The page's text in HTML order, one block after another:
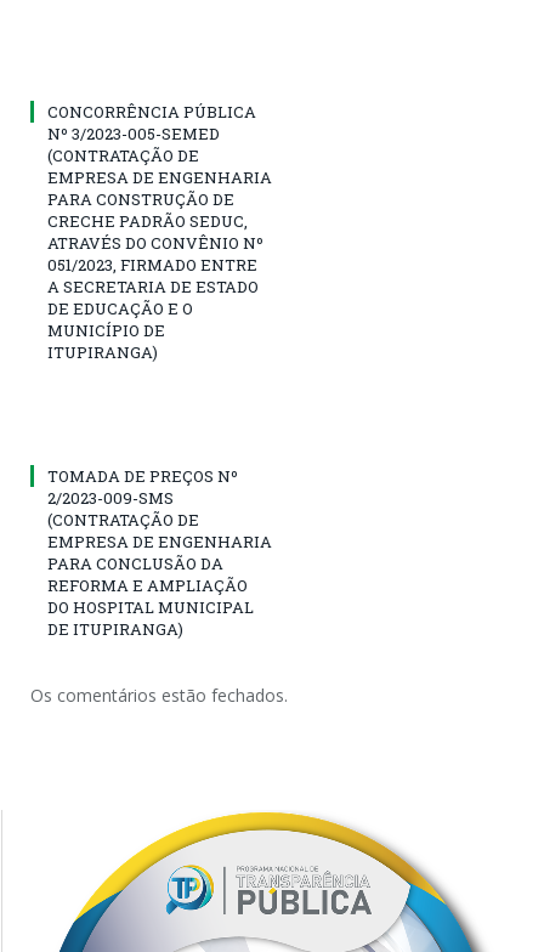
CONCORRÊNCIA PÚBLICA
Nº 3/2023-005-SEMED
(CONTRATAÇÃO DE
EMPRESA DE ENGENHARIA
PARA CONSTRUÇÃO DE
CRECHE PADRÃO SEDUC,
ATRAVÉS DO CONVÊNIO Nº
051/2023, FIRMADO ENTRE
A SECRETARIA DE ESTADO
DE EDUCAÇÃO E O
MUNICÍPIO DE
ITUPIRANGA)
TOMADA DE PREÇOS Nº
2/2023-009-SMS
(CONTRATAÇÃO DE
EMPRESA DE ENGENHARIA
PARA CONCLUSÃO DA
REFORMA E AMPLIAÇÃO
DO HOSPITAL MUNICIPAL
DE ITUPIRANGA)
Os comentários estão fechados.